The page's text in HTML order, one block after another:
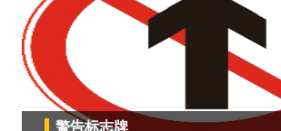
警告标志牌